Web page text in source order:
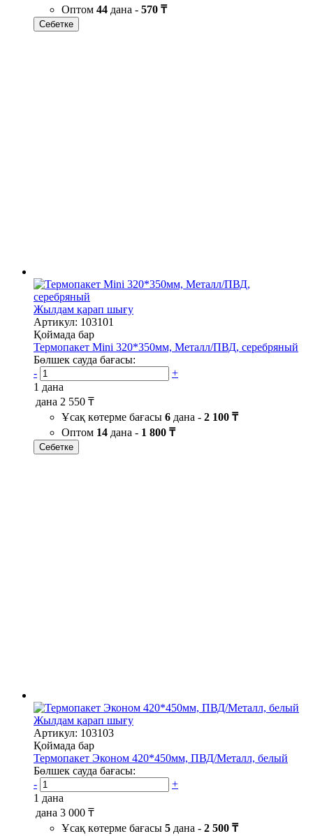
Оптом 44 дана - 570 ₸
Себетке
Жылдам қарап шығу
Артикул: 103101
Қоймада бар
Термопакет Mini 320*350мм, Металл/ПВД, серебряный
Бөлшек сауда бағасы:
-
+
1 дана
дана 2 550 ₸
Ұсақ көтерме бағасы 6 дана - 2 100 ₸
Оптом 14 дана - 1 800 ₸
Себетке
Жылдам қарап шығу
Артикул: 103103
Қоймада бар
Термопакет Эконом 420*450мм, ПВД/Металл, белый
Бөлшек сауда бағасы:
-
+
1 дана
дана 3 000 ₸
Ұсақ көтерме бағасы 5 дана - 2 500 ₸